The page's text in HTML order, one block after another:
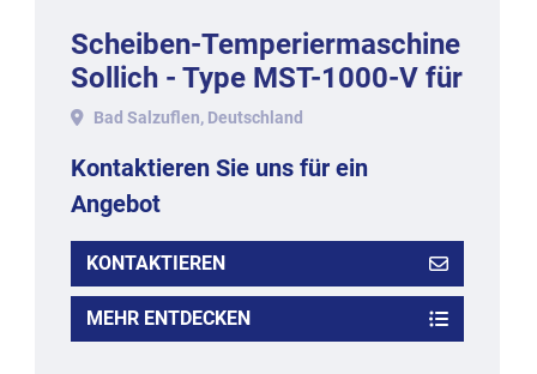
Scheiben-Temperiermaschine
Sollich - Type MST-1000-V für
1000 kg/h
Bad Salzuflen, Deutschland
Kontaktieren Sie uns für ein
Angebot
KONTAKTIEREN
MEHR ENTDECKEN